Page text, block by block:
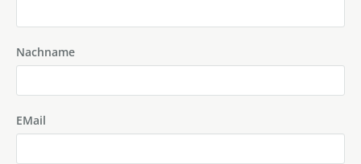
Nachname
EMail